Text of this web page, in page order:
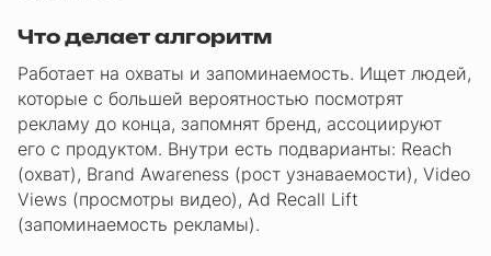
Что делает алгоритм
Работает на охваты и запоминаемость. Ищет людей,
которые с большей вероятностью посмотрят
рекламу до конца, запомнят бренд, ассоциируют
его с продуктом. Внутри есть подварианты: Reach
(охват), Brand Awareness (рост узнаваемости), Video
Views (просмотры видео), Ad Recall Lift
(запоминаемость рекламы).